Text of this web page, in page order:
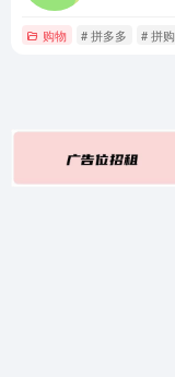
购物 # 拼多多 # 拼购